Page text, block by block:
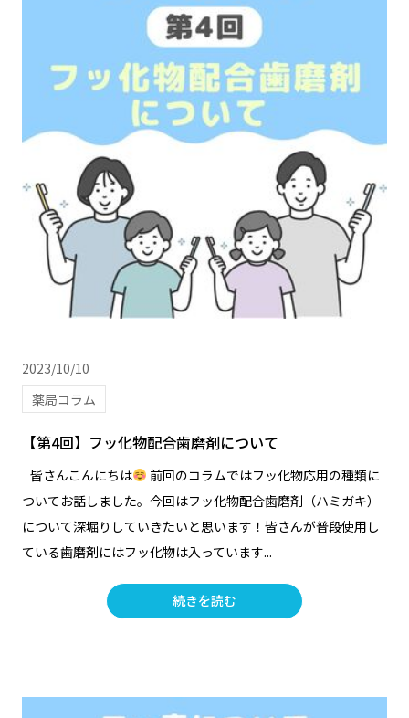
2023/10/10
薬局コラム
【第4回】フッ化物配合歯磨剤について
皆さんこんにちは
前回のコラムではフッ化物応用の種類に
ついてお話しました。今回はフッ化物配合歯磨剤（ハミガキ）
について深堀りしていきたいと思います！皆さんが普段使用し
ている歯磨剤にはフッ化物は入っています...
続きを読む